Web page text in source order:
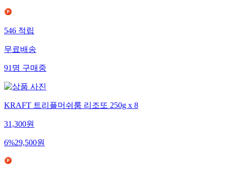
546 적립
무료배송
91 명 구매중
KRAFT 트리플머쉬룸 리조또 250g x 8
31,300원
6%29,500원